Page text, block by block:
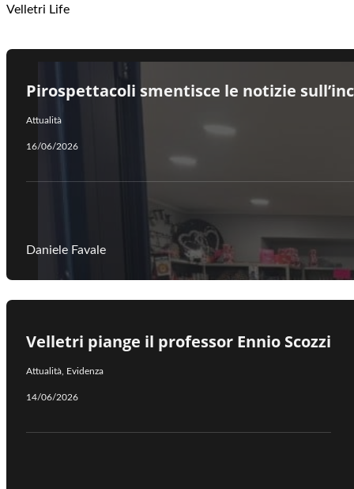
Velletri Life
Pirospettacoli smentisce le notizie
Attualità
16/06/2026
Daniele Favale
Velletri piange il professor Ennio Scozzi
Attualità, Evidenza
14/06/2026